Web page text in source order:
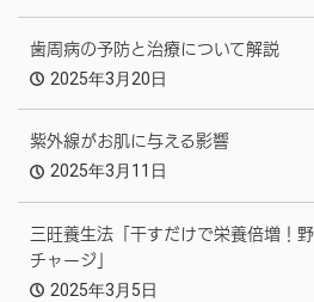
歯周病の予防と治療について解説
2025年3月20日
紫外線がお肌に与える影響
2025年3月11日
三旺養生法「干すだけで栄養倍増！
チャージ」
2025年3月5日